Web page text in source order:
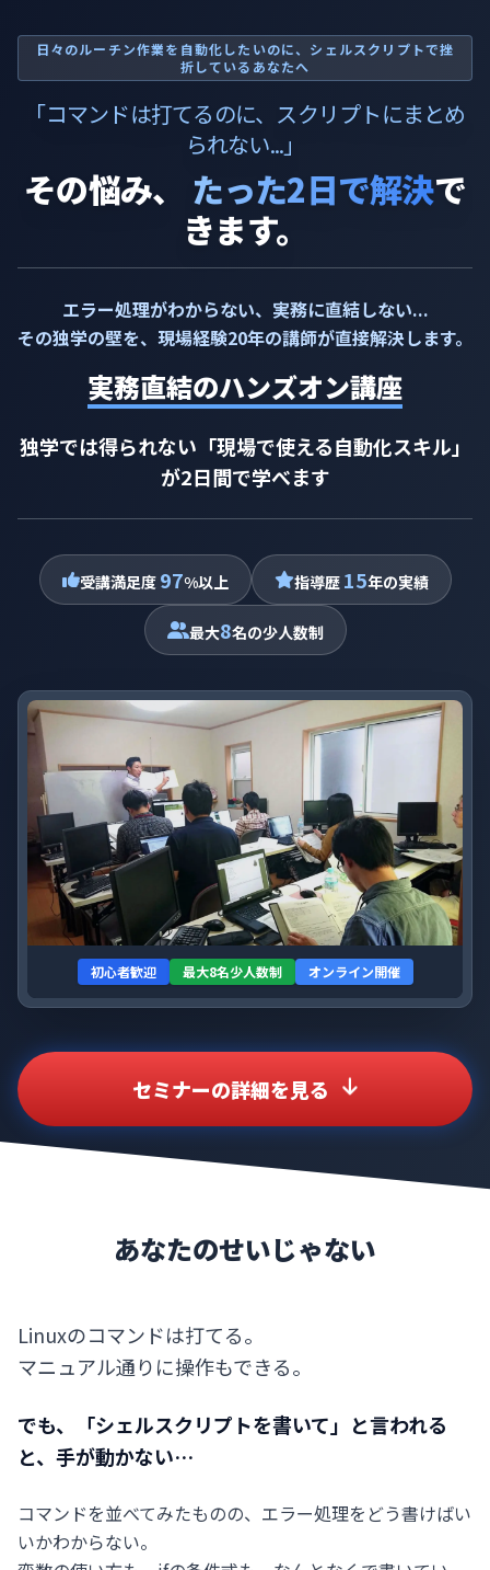
日々のルーチン作業を自動化したいのに、シェルスクリプトで挫
折しているあなたへ
「コマンドは打てるのに、スクリプトにまとめ
られない...」
その悩み、 たった2日で解決で
きます。
エラー処理がわからない、実務に直結しない...
その独学の壁を、現場経験20年の講師が直接解決します。
実務直結のハンズオン講座
独学では得られない「現場で使える自動化スキル」
が2日間で学べます
受講満足度 97%以上 指導歴 15年の実績
最大8名の少人数制
初心者歓迎 最大8名少人数制 オンライン開催
セミナーの詳細を見る
あなたのせいじゃない
Linuxのコマンドは打てる。
マニュアル通りに操作もできる。
でも、「シェルスクリプトを書いて」と言われる
と、手が動かない…
コマンドを並べてみたものの、エラー処理をどう書けばい
いかわからない。